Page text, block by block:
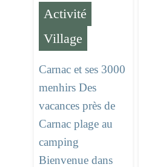
Activité
Village
Carnac et ses 3000
menhirs Des
vacances près de
Carnac plage au
camping
Bienvenue dans